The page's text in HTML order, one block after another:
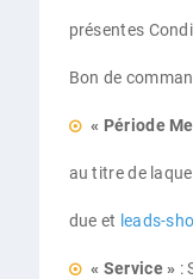
présentes
Bon de
« Période
au titre de
due et leads-
« Service » :